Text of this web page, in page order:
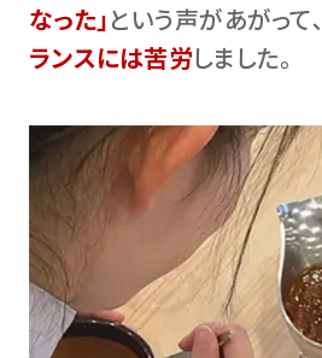
なった｣という声があがって､
ランスには苦労しました。